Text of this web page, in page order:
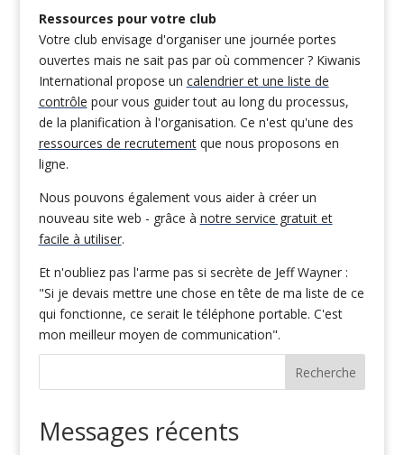
Ressources pour votre club
Votre club envisage d'organiser une journée portes
ouvertes mais ne sait pas par où commencer ? Kiwanis
International propose un calendrier et une liste de
contrôle pour vous guider tout au long du processus,
de la planification à l'organisation. Ce n'est qu'une des
ressources de recrutementque nous proposons en
ligne.
Nous pouvons également vous aider à créer un
nouveau site web - grâce à notre service gratuit et
facile à utiliser.
Et n'oubliez pas l'arme pas si secrète de Jeff Wayner :
"Si je devais mettre une chose en tête de ma liste de ce
qui fonctionne, ce serait le téléphone portable. C'est
mon meilleur moyen de communication".
Recherche
Messages récents